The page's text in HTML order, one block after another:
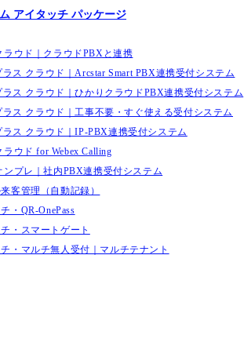
アイタッチ パッケージ
ラウド｜クラウドPBXと連携
ラス クラウド｜Arcstar Smart PBX連携受付システム
ラス クラウド｜ひかりクラウドPBX連携受付システム
ラス クラウド｜工事不要・すぐ使える受付システム
ラス クラウド｜IP-PBX連携受付システム
ラウド for Webex Calling
ンプレ｜社内PBX連携受付システム
客管理（自動記録）
・QR-OnePass
・スマートゲート
・マルチ無人受付｜マルチテナント